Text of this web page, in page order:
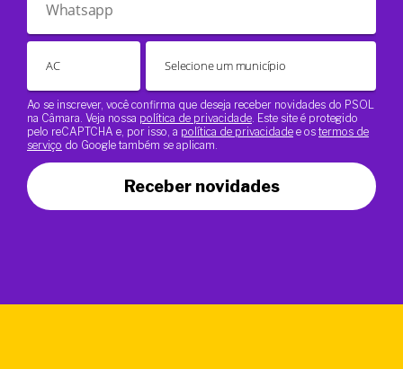
Ao se inscrever, você confirma que deseja receber novidades do PSOL
na Câmara. Veja nossa política de privacidade . Este site é protegido
pelo reCAPTCHA e, por isso, a política de privacidade e os termos de
serviço do Google também se aplicam.
Receber novidades